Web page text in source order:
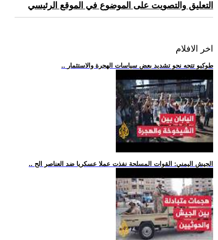
التعليق والتصويت على الموضوع في الموقع الرئيسي
اخر الافلام
.. طوكيو تتجه نحو تشديد بعض سياسات الهجرة والاستثمار
.. الجيش اليمني: القوات المسلحة نفذت عملا عسكريا ضد العناصر الح